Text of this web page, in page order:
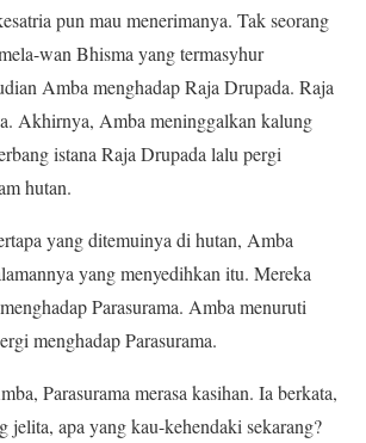
pun mau menerimanya. Tak seorang
wan Bhisma yang termasyhur
Amba menghadap Raja Drupada. Raja
Akhirnya, Amba meninggalkan kalung
istana Raja Drupada lalu pergi
hutan.
yang ditemuinya di hutan, Amba
yang menyedihkan itu. Mereka
Parasurama. Amba menuruti
menghadap Parasurama.
Parasurama merasa kasihan. Ia berkata,
jelita, apa yang kau-kehendaki sekarang?